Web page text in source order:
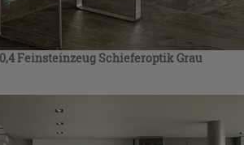
Feinsteinzeug Schieferoptik Grau